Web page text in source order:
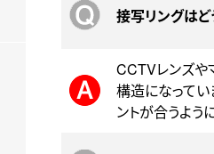
接写リングはど
CCTVレンズや
構造になってい
ントが合うよう